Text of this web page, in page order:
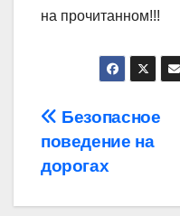
на прочитанном!!!
Навигация
по
записям
Безопасное
поведение на
дорогах